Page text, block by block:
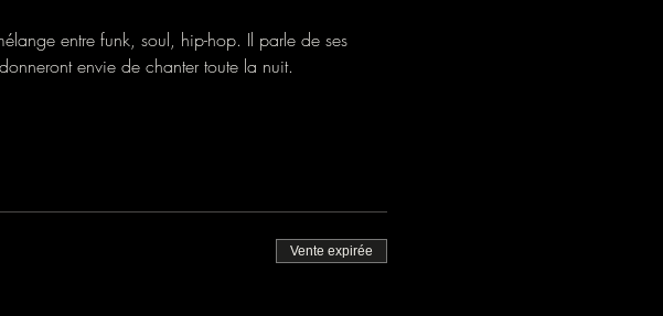
entre funk, soul, hip-hop. Il parle de ses
envie de chanter toute la nuit.
Vente expirée